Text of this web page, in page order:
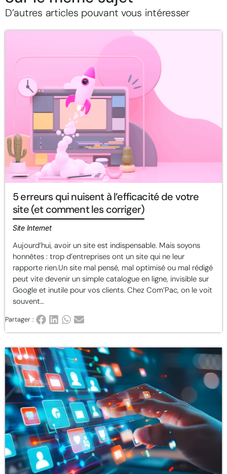
D’autres articles pouvant vous intéresser
5 erreurs qui nuisent à l’efficacité de votre
site (et comment les corriger)
Site Internet
Aujourd’hui, avoir un site est indispensable. Mais soyons
honnêtes : trop d’entreprises ont un site qui ne leur
rapporte rien.Un site mal pensé, mal optimisé ou mal rédigé
peut vite devenir un simple catalogue en ligne, invisible sur
Google et inutile pour vos clients. Chez Com’Pac, on le voit
souvent…
Partager :